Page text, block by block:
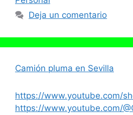
Deja un comentario
Camión pluma en Sevilla
https://www.youtube.com/
https://www.youtube.com/